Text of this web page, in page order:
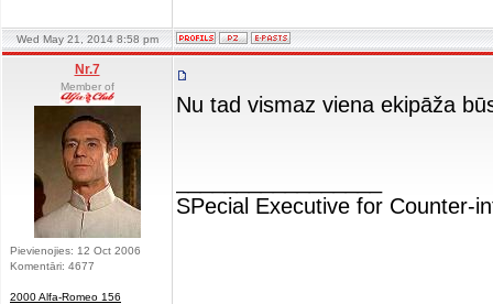
Wed May 21, 2014 8:58 pm
Nr.7
Member of
Pievienojies: 12 Oct 2006
Komentāri: 4677
2000 Alfa-Romeo 156
Nu tad vismaz viena ekipāža
SPecial Executive for Counter-